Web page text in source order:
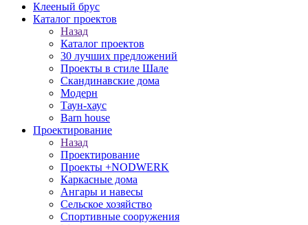
Клееный брус
Каталог проектов
Назад
Каталог проектов
30 лучших предложений
Проекты в стиле Шале
Скандинавские дома
Модерн
Таун-хаус
Barn house
Проектирование
Назад
Проектирование
Проекты +NODWERK
Каркасные дома
Ангары и навесы
Сельское хозяйство
Спортивные сооружения